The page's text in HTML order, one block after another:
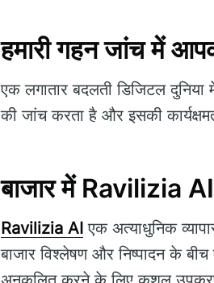
हमारी गहन जांच में
एक लगातार बदलती डिजिटल दुनिया
की जांच करता है और इसकी
बाजार में Ravilizia
Ravilizia AI एक अत्याधुनिक
बाजार विश्लेषण और निष्पादन के